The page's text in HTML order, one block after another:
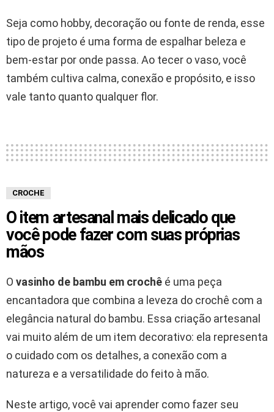
Seja como hobby, decoração ou fonte de renda, esse
tipo de projeto é uma forma de espalhar beleza e
bem-estar por onde passa. Ao tecer o vaso, você
também cultiva calma, conexão e propósito, e isso
vale tanto quanto qualquer flor.
CROCHE
O item artesanal mais delicado que
você pode fazer com suas próprias
mãos
O vasinho de bambu em crochê é uma peça
encantadora que combina a leveza do crochê com a
elegância natural do bambu. Essa criação artesanal
vai muito além de um item decorativo: ela representa
o cuidado com os detalhes, a conexão com a
natureza e a versatilidade do feito à mão.
Neste artigo, você vai aprender como fazer seu